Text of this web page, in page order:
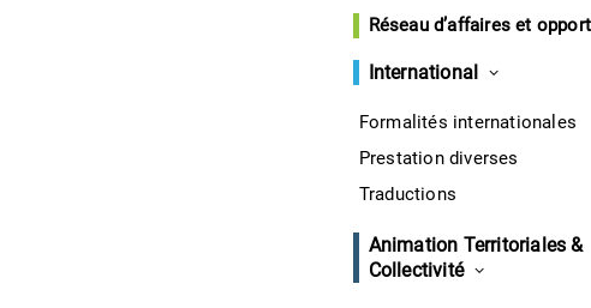
Réseau d’affaires et
International
Formalités internationales
Prestation diverses
Traductions
Animation Territoriales &
Collectivité